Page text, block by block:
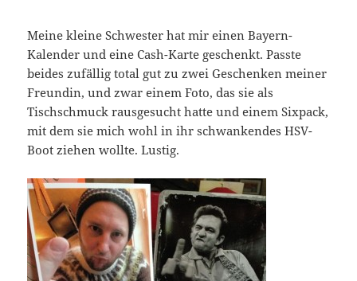
Meine kleine Schwester hat mir einen Bayern-
Kalender und eine Cash-Karte geschenkt. Passte
beides zufällig total gut zu zwei Geschenken meiner
Freundin, und zwar einem Foto, das sie als
Tischschmuck rausgesucht hatte und einem Sixpack,
mit dem sie mich wohl in ihr schwankendes HSV-
Boot ziehen wollte. Lustig.